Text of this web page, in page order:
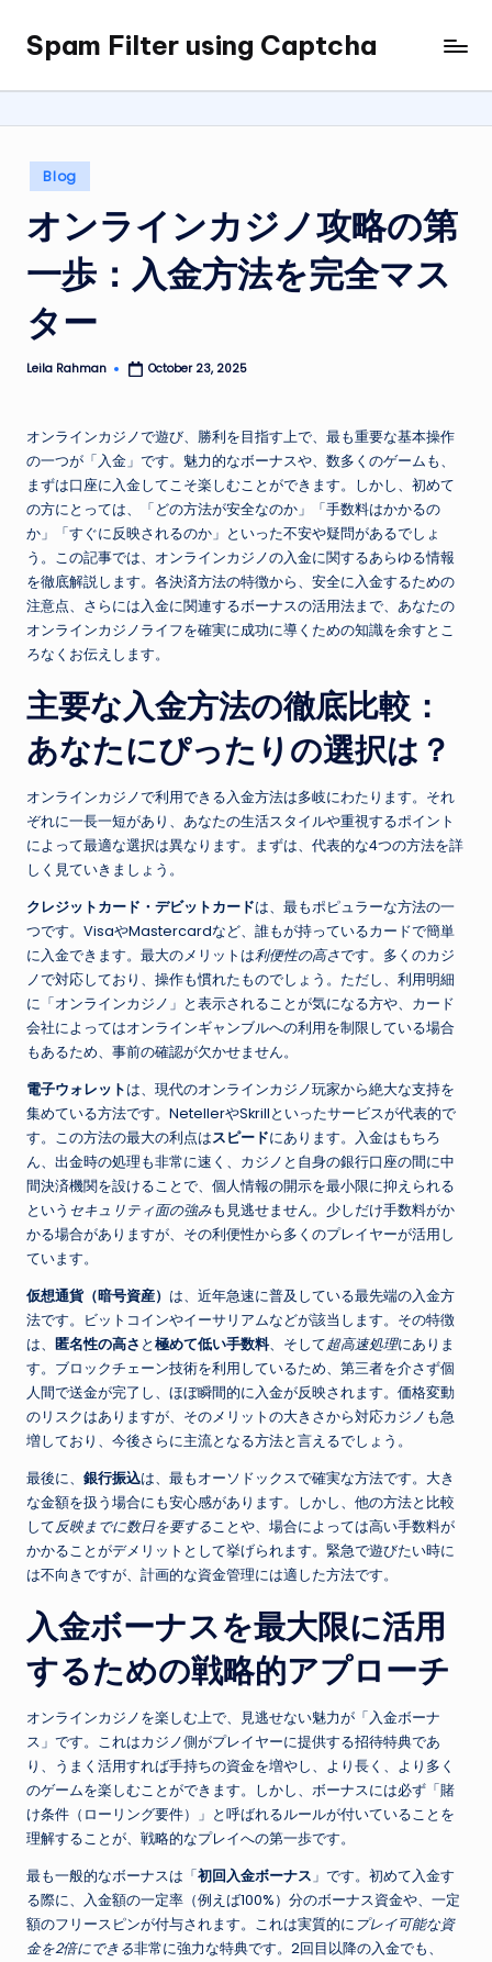
Skip
content
Spam Filter using Captcha
Posted
in
Blog
オンラインカジノ攻略の第
一歩：入金方法を完全マス
ター
Posted
Leila Rahman October 23, 2025
オンラインカジノで遊び、勝利を目指す上で、最も重要な基本操作
の一つが「入金」です。魅力的なボーナスや、数多くのゲームも、
まずは口座に入金してこそ楽しむことができます。しかし、初めて
の方にとっては、「どの方法が安全なのか」「手数料はかかるの
か」「すぐに反映されるのか」といった不安や疑問があるでしょ
う。この記事では、オンラインカジノの入金に関するあらゆる情報
を徹底解説します。各決済方法の特徴から、安全に入金するための
注意点、さらには入金に関連するボーナスの活用法まで、あなたの
オンラインカジノライフを確実に成功に導くための知識を余すとこ
ろなくお伝えします。
主要な入金方法の徹底比較：
あなたにぴったりの選択は？
オンラインカジノで利用できる入金方法は多岐にわたります。それ
ぞれに一長一短があり、あなたの生活スタイルや重視するポイント
によって最適な選択は異なります。まずは、代表的な4つの方法を詳
しく見ていきましょう。
クレジットカード・デビットカードは、最もポピュラーな方法の一
つです。VisaやMastercardなど、誰もが持っているカードで簡単
に入金できます。最大のメリットは利便性の高さです。多くのカジ
ノで対応しており、操作も慣れたものでしょう。ただし、利用明細
に「オンラインカジノ」と表示されることが気になる方や、カード
会社によってはオンラインギャンブルへの利用を制限している場合
もあるため、事前の確認が欠かせません。
電子ウォレットは、現代のオンラインカジノ玩家から絶大な支持を
集めている方法です。NetellerやSkrillといったサービスが代表的で
す。この方法の最大の利点はスピードにあります。入金はもちろ
ん、出金時の処理も非常に速く、カジノと自身の銀行口座の間に中
間決済機関を設けることで、個人情報の開示を最小限に抑えられる
という セキュリティ面の強みも見逃せません。少しだけ手数料がか
かる場合がありますが、その利便性から多くのプレイヤーが活用し
ています。
仮想通貨（暗号資産） は、近年急速に普及している最先端の入金方
法です。ビットコインやイーサリアムなどが該当します。その特徴
は、 匿名性の高さ と極めて低い手数料、そして超高速処理にありま
す。ブロックチェーン技術を利用しているため、第三者を介さず個
人間で送金が完了し、ほぼ瞬間的に入金が反映されます。価格変動
のリスクはありますが、そのメリットの大きさから対応カジノも急
増しており、今後さらに主流となる方法と言えるでしょう。
最後に、 銀行振込は、最もオーソドックスで確実な方法です。大き
な金額を扱う場合にも安心感があります。しかし、他の方法と比較
して反映までに数日を要することや、場合によっては高い手数料が
かかることがデメリットとして挙げられます。緊急で遊びたい時に
は不向きですが、計画的な資金管理には適した方法です。
入金ボーナスを最大限に活用
するための戦略的アプローチ
オンラインカジノを楽しむ上で、見逃せない魅力が「入金ボーナ
ス」です。これはカジノ側がプレイヤーに提供する招待特典であ
り、うまく活用すれば手持ちの資金を増やし、より長く、より多く
のゲームを楽しむことができます。しかし、ボーナスには必ず「賭
け条件（ローリング要件）」と呼ばれるルールが付いていることを
理解することが、戦略的なプレイへの第一歩です。
最も一般的なボーナスは「初回入金ボーナス 」です。初めて入金す
る際に、入金額の一定率（例えば100%）分のボーナス資金や、一定
額のフリースピンが付与されます。これは実質的に プレイ可能な資
金を2倍にできる非常に強力な特典です。2回目以降の入金でも、